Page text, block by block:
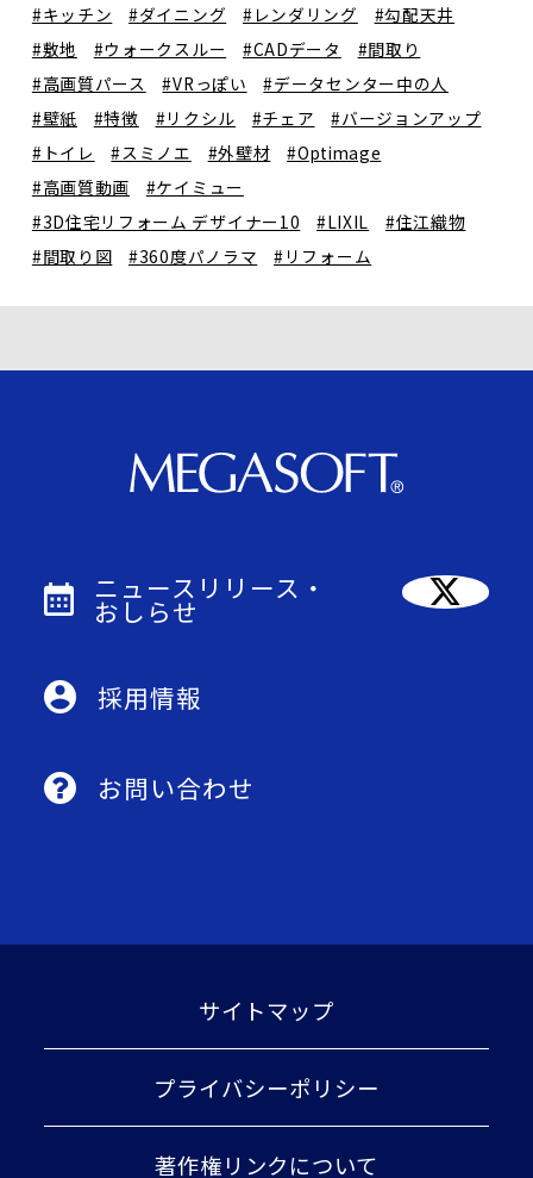
#キッチン
#ダイニング #レンダリング
#勾配天井
#敷地
#ウォークスルー #CADデータ
#間取り
#高画質パース
#VRっぽい
#データセンター中の人
#壁紙
#特徴 #リクシル #チェア
#バージョンアップ
#トイレ
#スミノエ #外壁材
#Optimage
#高画質動画
#ケイミュー
#3D住宅リフォーム デザイナー10
#LIXIL
#住江織物
#間取り図
#360度パノラマ #リフォーム
ニュースリリース・
おしらせ
採用情報
お問い合わせ
サイトマップ
プライバシーポリシー
著作権リンクについて